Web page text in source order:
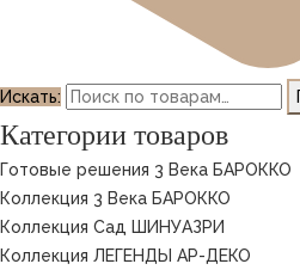
Искать:
Категории товаров
Готовые решения 3 Века БАРОККО
Коллекция 3 Века БАРОККО
Коллекция Сад ШИНУАЗРИ
Коллекция ЛЕГЕНДЫ АР-ДЕКО